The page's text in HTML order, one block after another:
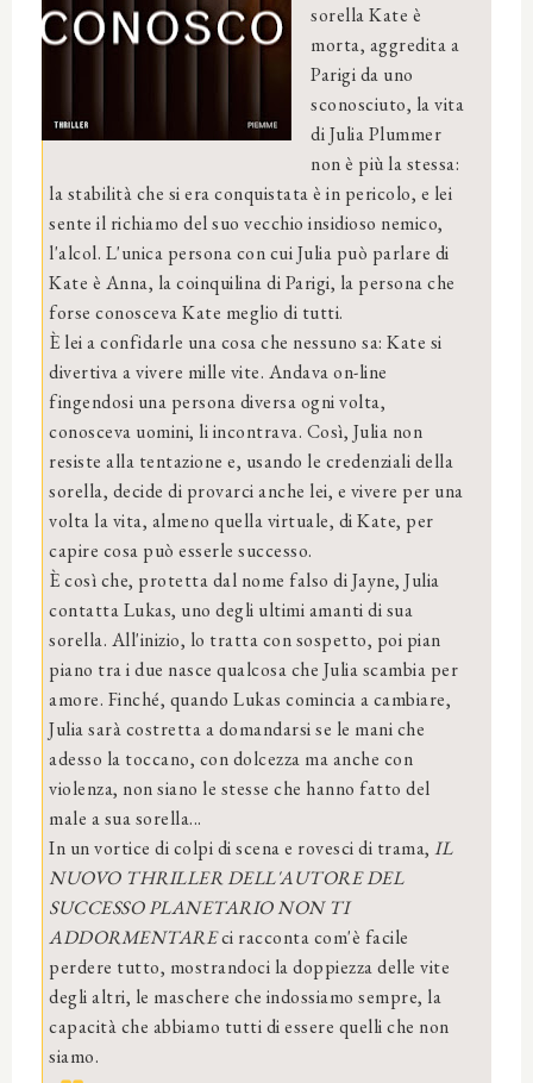
sorella Kate è
morta, aggredita a
Parigi da uno
sconosciuto, la vita
di Julia Plummer
non è più la stessa:
la stabilità che si era conquistata è in pericolo, e lei
sente il richiamo del suo vecchio insidioso nemico,
l'alcol. L'unica persona con cui Julia può parlare di
Kate è Anna, la coinquilina di Parigi, la persona che
forse conosceva Kate meglio di tutti.
È lei a confidarle una cosa che nessuno sa: Kate si
divertiva a vivere mille vite. Andava on-line
fingendosi una persona diversa ogni volta,
conosceva uomini, li incontrava. Così, Julia non
resiste alla tentazione e, usando le credenziali della
sorella, decide di provarci anche lei, e vivere per una
volta la vita, almeno quella virtuale, di Kate, per
capire cosa può esserle successo.
È così che, protetta dal nome falso di Jayne, Julia
contatta Lukas, uno degli ultimi amanti di sua
sorella. All'inizio, lo tratta con sospetto, poi pian
piano tra i due nasce qualcosa che Julia scambia per
amore. Finché, quando Lukas comincia a cambiare,
Julia sarà costretta a domandarsi se le mani che
adesso la toccano, con dolcezza ma anche con
violenza, non siano le stesse che hanno fatto del
male a sua sorella...
In un vortice di colpi di scena e rovesci di trama, IL
NUOVO THRILLER DELL'AUTORE DEL
SUCCESSO PLANETARIO NON TI
ADDORMENTAREci racconta com'è facile
perdere tutto, mostrandoci la doppiezza delle vite
degli altri, le maschere che indossiamo sempre, la
capacità che abbiamo tutti di essere quelli che non
siamo.